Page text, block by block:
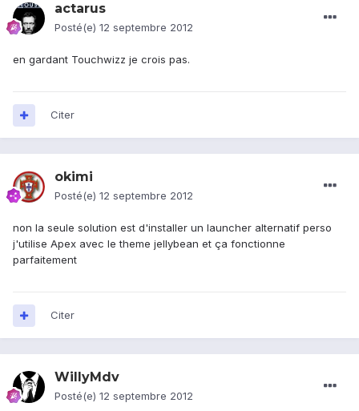
actarus
Posté(e) 12 septembre 2012
en gardant Touchwizz je crois pas.
Citer
okimi
Posté(e) 12 septembre 2012
non la seule solution est d'installer un launcher alternatif perso
j'utilise Apex avec le theme jellybean et ça fonctionne
parfaitement
Citer
WillyMdv
Posté(e) 12 septembre 2012